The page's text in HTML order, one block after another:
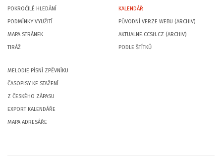
POKROČILÉ HLEDÁNÍ
PODMÍNKY VYUŽITÍ
MAPA STRÁNEK
TIRÁŽ
KALENDÁŘ
PŮVODNÍ VERZE WEBU (ARCHIV)
AKTUALNE.CCSH.CZ (ARCHIV)
PODLE ŠTÍTKŮ
MELODIE PÍSNÍ ZPĚVNÍKU
ČASOPISY KE STAŽENÍ
Z ČESKÉHO ZÁPASU
EXPORT KALENDÁŘE
MAPA ADRESÁŘE